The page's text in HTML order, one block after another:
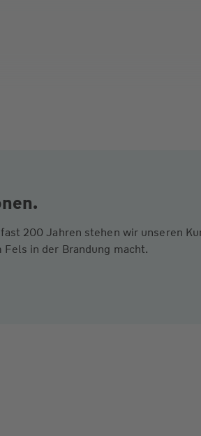
200 Jahren stehen wir unseren
in der Brandung macht.